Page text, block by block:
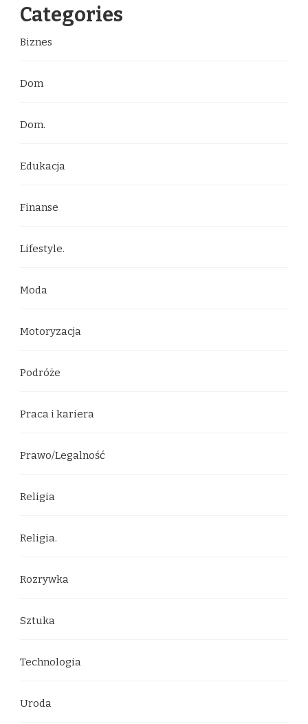
Categories
Biznes
Dom
Dom.
Edukacja
Finanse
Lifestyle.
Moda
Motoryzacja
Podróże
Praca i kariera
Prawo/Legalność
Religia
Religia.
Rozrywka
Sztuka
Technologia
Uroda